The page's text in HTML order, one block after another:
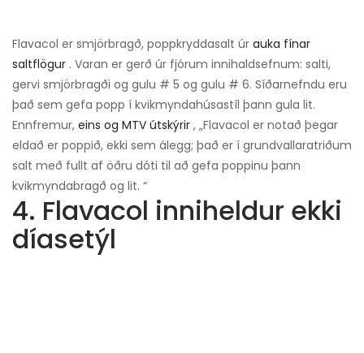
Flavacol er smjörbragð, poppkryddasalt úr auka fínar
saltflögur . Varan er gerð úr fjórum innihaldsefnum: salti,
gervi smjörbragði og gulu # 5 og gulu # 6. Síðarnefndu eru
það sem gefa popp í kvikmyndahúsastíl þann gula lit.
Ennfremur, eins og MTV útskýrir , „Flavacol er notað þegar
eldað er poppið, ekki sem álegg; það er í grundvallaratriðum
salt með fullt af öðru dóti til að gefa poppinu þann
kvikmyndabragð og lit. “
4. Flavacol inniheldur ekki
díasetýl